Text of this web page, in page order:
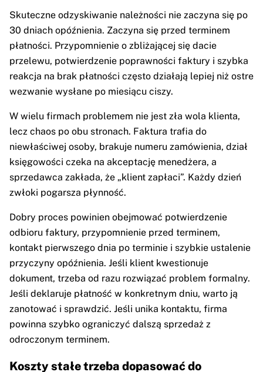
Skuteczne odzyskiwanie należności nie zaczyna się po
30 dniach opóźnienia. Zaczyna się przed terminem
płatności. Przypomnienie o zbliżającej się dacie
przelewu, potwierdzenie poprawności faktury i szybka
reakcja na brak płatności często działają lepiej niż ostre
wezwanie wysłane po miesiącu ciszy.
W wielu firmach problemem nie jest zła wola klienta,
lecz chaos po obu stronach. Faktura trafia do
niewłaściwej osoby, brakuje numeru zamówienia, dział
księgowości czeka na akceptację menedżera, a
sprzedawca zakłada, że „klient zapłaci”. Każdy dzień
zwłoki pogarsza płynność.
Dobry proces powinien obejmować potwierdzenie
odbioru faktury, przypomnienie przed terminem,
kontakt pierwszego dnia po terminie i szybkie ustalenie
przyczyny opóźnienia. Jeśli klient kwestionuje
dokument, trzeba od razu rozwiązać problem formalny.
Jeśli deklaruje płatność w konkretnym dniu, warto ją
zanotować i sprawdzić. Jeśli unika kontaktu, firma
powinna szybko ograniczyć dalszą sprzedaż z
odroczonym terminem.
Koszty stałe trzeba dopasować do